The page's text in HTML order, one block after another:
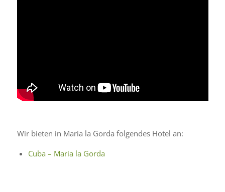
Wir bieten in Maria la Gorda folgendes Hotel an:
Cuba – Maria la Gorda